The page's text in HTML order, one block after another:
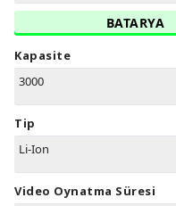
BATARYA
Kapasite
3000
Tip
Li-Ion
Video Oynatma Süresi